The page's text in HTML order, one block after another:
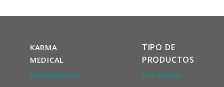
KARMA
MEDICAL
Distribuidores
TIPO DE
PRODUCTOS
Por Función